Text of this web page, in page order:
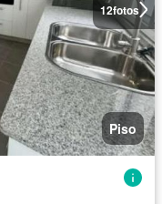
12fotos
Piso